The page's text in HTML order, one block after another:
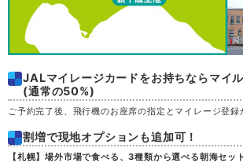
火
木 27
金 28
JALマイレージカードをお持ちならマイ
(通常の50%)
ご予約完了後、飛行機のお座席の指定とマイレージ登録
割増で現地オプションも追加可！
【札幌】場外市場で食べる、3種類から選べる朝海セット